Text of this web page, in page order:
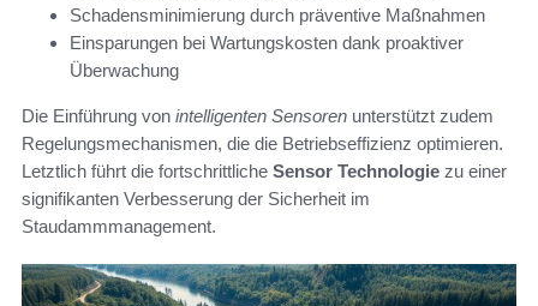
Schadensminimierung durch präventive Maßnahmen
Einsparungen bei Wartungskosten dank proaktiver
Überwachung
Die Einführung von intelligenten Sensoren unterstützt zudem
Regelungsmechanismen, die die Betriebseffizienz optimieren.
Letztlich führt die fortschrittliche Sensor Technologie zu einer
signifikanten Verbesserung der Sicherheit im
Staudammmanagement.